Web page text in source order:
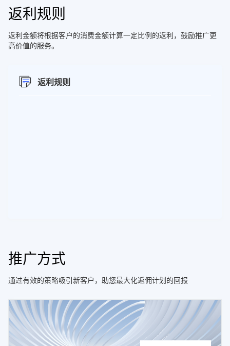
返利规则
返利金额将根据客户的消费金额计算一定比例的返利，鼓励推广更
高价值的服务。
返利规则
推广方式
通过有效的策略吸引新客户，助您最大化返佣计划的回报